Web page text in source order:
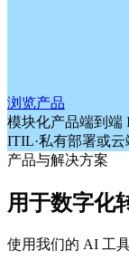
浏览产品
模块化产品端到端
ITIL·私有部署或云
产品与解决方案
用于数字化
使用我们的 AI 工